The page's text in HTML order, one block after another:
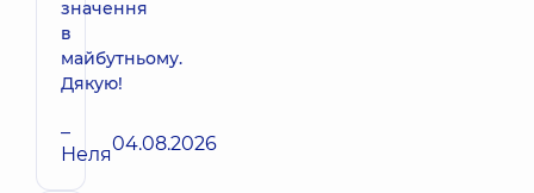
значення
в
майбутньому.
Дякую!
–
Неля04.08.2026